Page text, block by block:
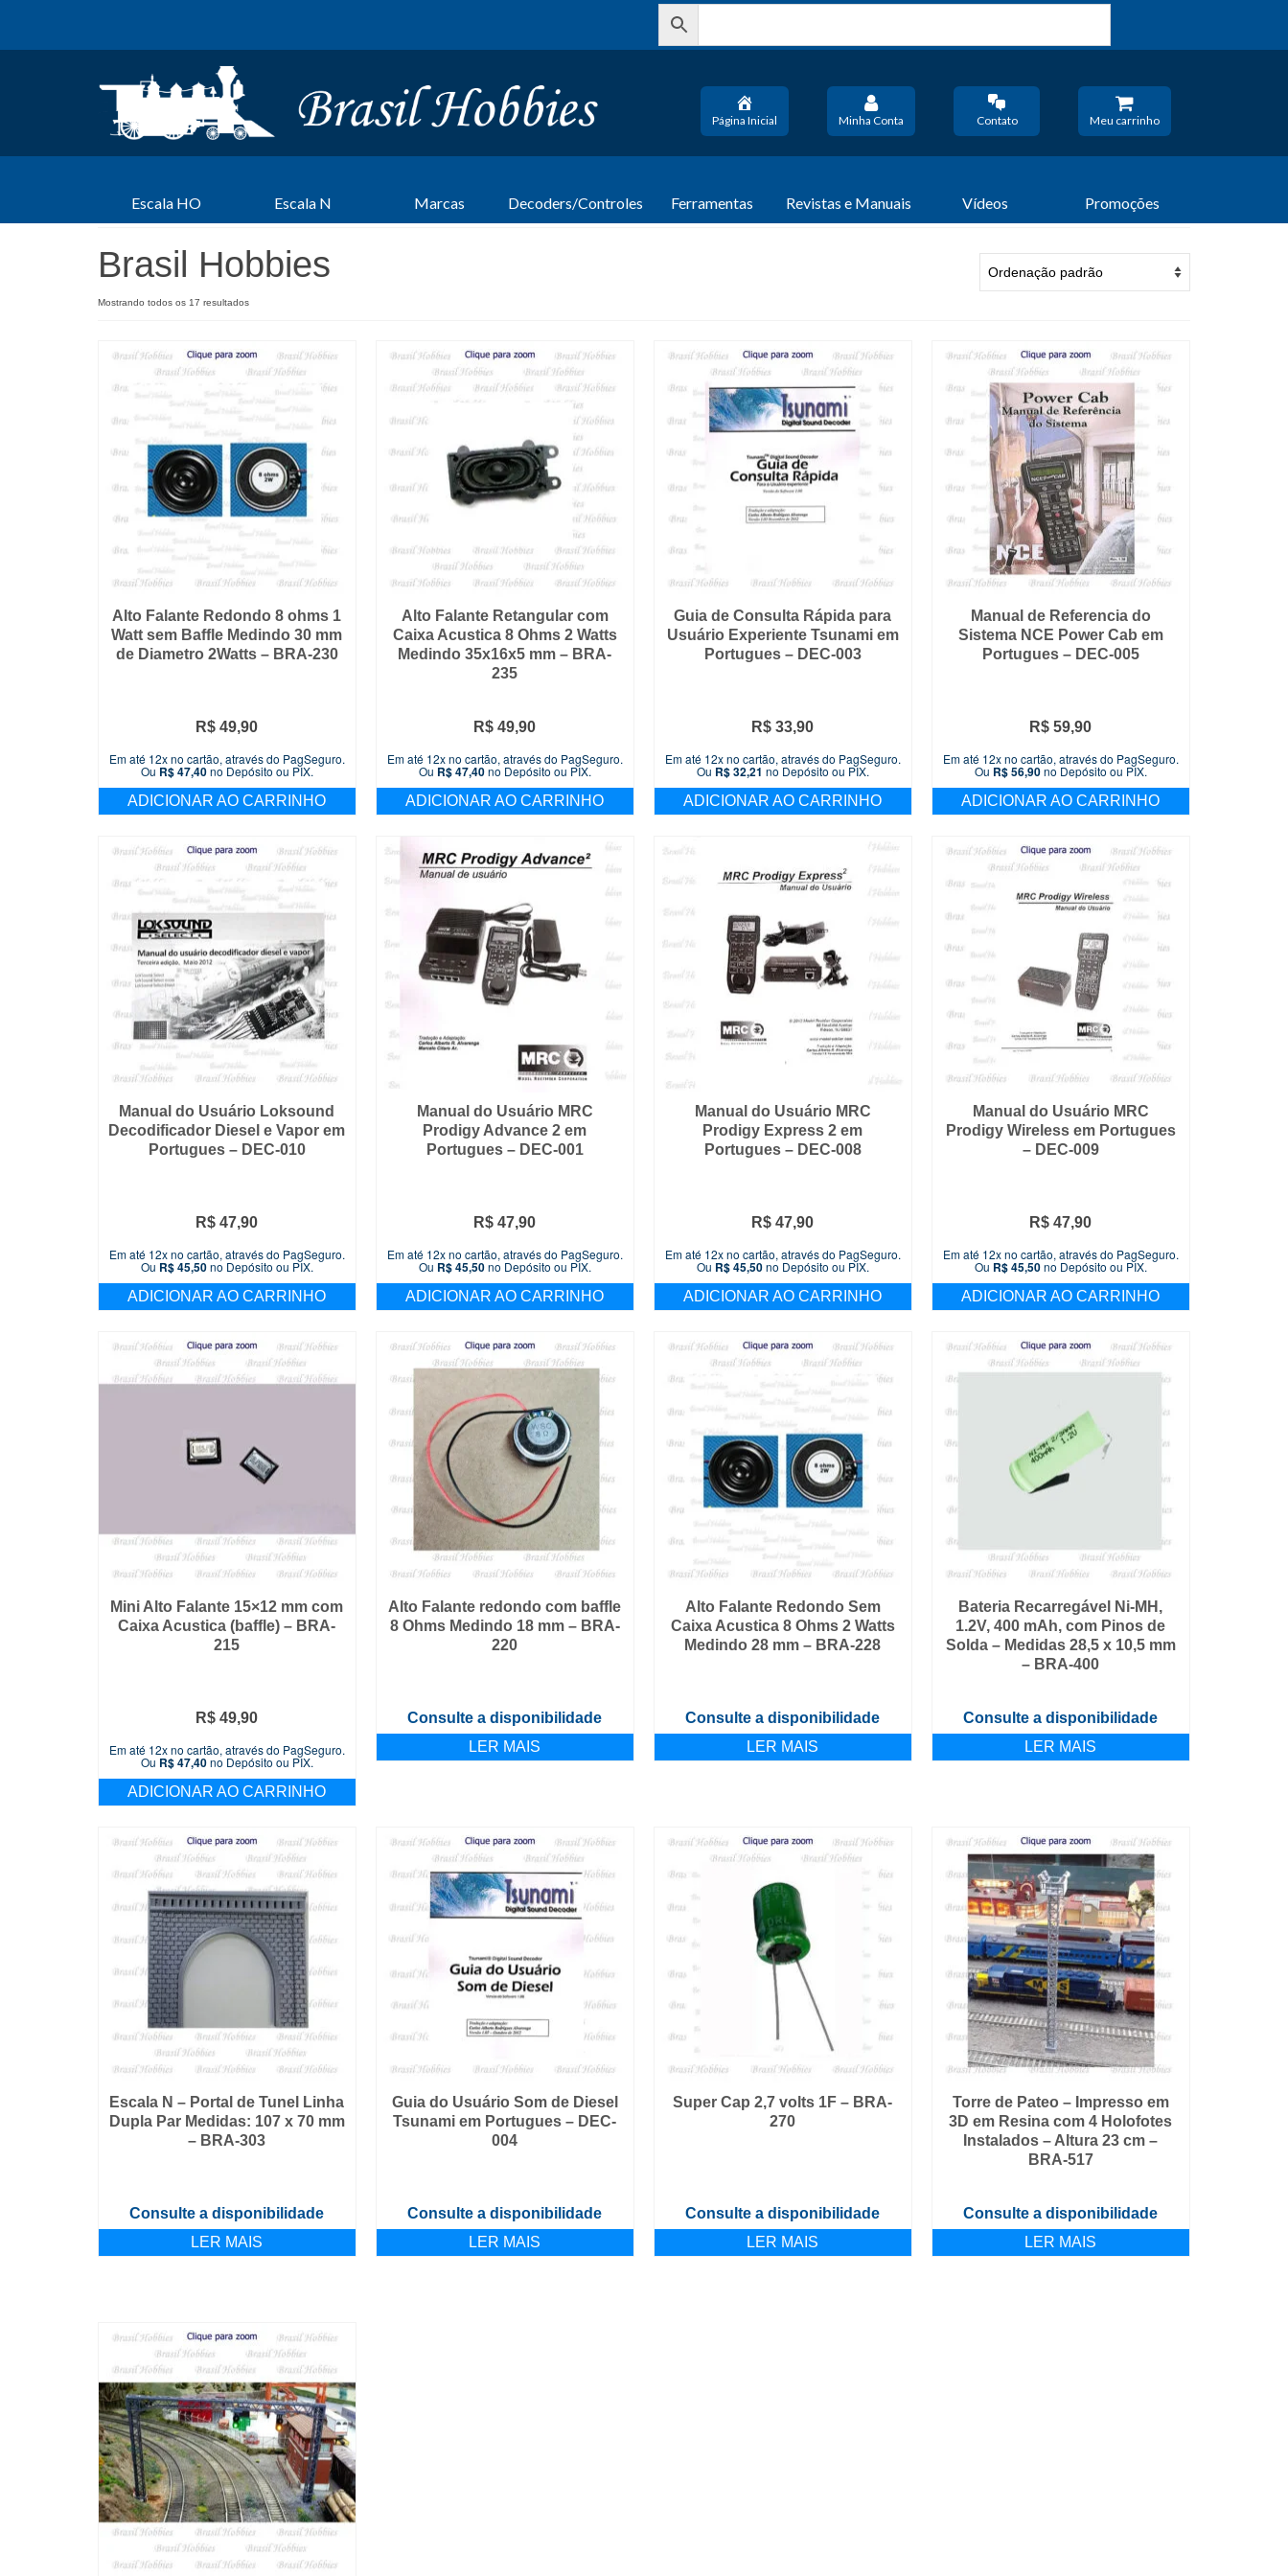
Página Inicial Minha Conta Contato Meu carrinho
Escala HO Escala N Marcas Decoders/Controles Ferramentas Revistas e Manuais Vídeos Promoções
Brasil Hobbies
Mostrando todos os 17 resultados
Alto Falante Redondo 8 ohms 1
Watt sem Baffle Medindo 30 mm
de Diametro 2Watts – BRA-230
R$ 49,90
Em até 12x no cartão, através do PagSeguro.
Ou R$47,40no Depósito ou PIX.
ADICIONAR AO CARRINHO
Alto Falante Retangular com
Caixa Acustica 8 Ohms 2 Watts
Medindo 35x16x5 mm – BRA-
235
R$ 49,90
Em até 12x no cartão, através do PagSeguro.
Ou R$47,40no Depósito ou PIX.
ADICIONAR AO CARRINHO
Guia de Consulta Rápida para
Usuário Experiente Tsunami em
Portugues – DEC-003
R$ 33,90
Em até 12x no cartão, através do PagSeguro.
Ou R$32,21 no Depósito ou PIX.
ADICIONAR AO CARRINHO
Manual de Referencia do
Sistema NCE Power Cab em
Portugues – DEC-005
R$ 59,90
Em até 12x no cartão, através do PagSeguro.
Ou R$56,90no Depósito ou PIX.
ADICIONAR AO CARRINHO
Manual do Usuário Loksound
Decodificador Diesel e Vapor em
Portugues – DEC-010
R$ 47,90
Em até 12x no cartão, através do PagSeguro.
Ou R$45,50no Depósito ou PIX.
ADICIONAR AO CARRINHO
Manual do Usuário MRC
Prodigy Advance 2 em
Portugues – DEC-001
R$ 47,90
Em até 12x no cartão, através do PagSeguro.
Ou R$45,50no Depósito ou PIX.
ADICIONAR AO CARRINHO
Manual do Usuário MRC
Prodigy Express 2 em
Portugues – DEC-008
R$ 47,90
Em até 12x no cartão, através do PagSeguro.
Ou R$45,50no Depósito ou PIX.
ADICIONAR AO CARRINHO
Manual do Usuário MRC
Prodigy Wireless em Portugues
– DEC-009
R$ 47,90
Em até 12x no cartão, através do PagSeguro.
Ou R$45,50no Depósito ou PIX.
ADICIONAR AO CARRINHO
Mini Alto Falante 15×12 mm com
Caixa Acustica (baffle) – BRA-
215
R$ 49,90
Em até 12x no cartão, através do PagSeguro.
Ou R$47,40no Depósito ou PIX.
ADICIONAR AO CARRINHO
Alto Falante redondo com baffle
8 Ohms Medindo 18 mm – BRA-
220
Consulte a disponibilidade
LER MAIS
Alto Falante Redondo Sem
Caixa Acustica 8 Ohms 2 Watts
Medindo 28 mm – BRA-228
Consulte a disponibilidade
LER MAIS
Bateria Recarregável Ni-MH,
1.2V, 400 mAh, com Pinos de
Solda – Medidas 28,5 x 10,5 mm
– BRA-400
Consulte a disponibilidade
LER MAIS
Escala N – Portal de Tunel Linha
Dupla Par Medidas: 107 x 70 mm
– BRA-303
Consulte a disponibilidade
LER MAIS
Guia do Usuário Som de Diesel
Tsunami em Portugues – DEC-
004
Consulte a disponibilidade
LER MAIS
Super Cap 2,7 volts 1F – BRA-
270
Consulte a disponibilidade
LER MAIS
Torre de Pateo – Impresso em
3D em Resina com 4 Holofotes
Instalados – Altura 23 cm –
BRA-517
Consulte a disponibilidade
LER MAIS